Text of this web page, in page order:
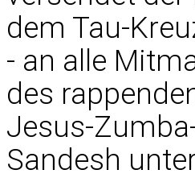
dem Tau-
- an alle
des
Jesus-
Sandesh